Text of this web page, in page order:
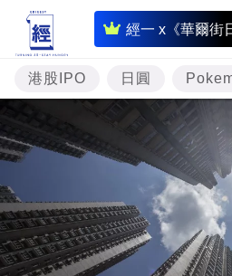
經一 x《華爾街
即
時
財
經
題
資
樓
港股IPO 日圓